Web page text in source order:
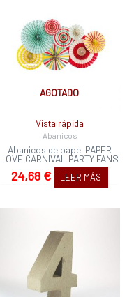
AGOTADO
Vista rápida
Abanicos
Abanicos de papel PAPER
LOVE CARNIVAL PARTY FANS
24,68 € LEER MÁS